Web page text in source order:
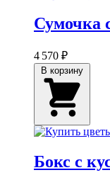
Сумочка
4 570 ₽
Бокс с